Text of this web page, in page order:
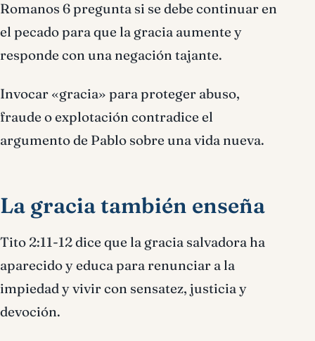
Romanos 6 pregunta si se debe continuar en
el pecado para que la gracia aumente y
responde con una negación tajante.
Invocar «gracia» para proteger abuso,
fraude o explotación contradice el
argumento de Pablo sobre una vida nueva.
La gracia también enseña
Tito 2:11-12 dice que la gracia salvadora ha
aparecido y educa para renunciar a la
impiedad y vivir con sensatez, justicia y
devoción.